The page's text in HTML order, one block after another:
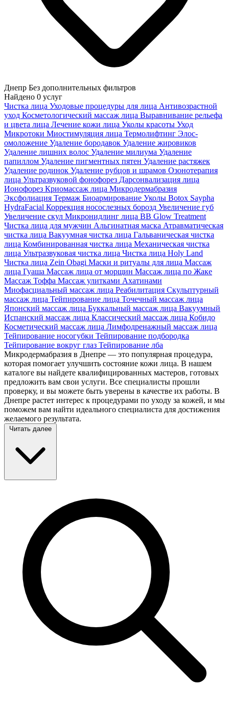
Днепр Без дополнительных фильтров
Найдено 0 услуг
Чистка лица Уходовые процедуры для лица Антивозрастной
уход Косметологический массаж лица Выравнивание рельефа
и цвета лица Лечение кожи лица Уколы красоты Уход
Микротоки Миостимуляция лица Термолифтинг Элос-
омоложение Удаление бородавок Удаление жировиков
Удаление лишних волос Удаление милиума Удаление
папиллом Удаление пигментных пятен Удаление растяжек
Удаление родинок Удаление рубцов и шрамов Озонотерапия
лица Ультразвуковой фонофорез Дарсонвализация лица
Ионофорез Криомассаж лица Микродермабразия
Эксфолиация Термаж Биоармирование Уколы Botox Saypha
HydraFacial Коррекция носослезных борозд Увеличение губ
Увеличение скул Микронидлинг лица BB Glow Treatment
Чистка лица для мужчин Альгинатная маска Атравматическая
чистка лица Вакуумная чистка лица Гальваническая чистка
лица Комбинированная чистка лица Механическая чистка
лица Ультразвуковая чистка лица Чистка лица Holy Land
Чистка лица Zein Obagi Маски и ритуалы для лица Массаж
лица Гуаша Массаж лица от морщин Массаж лица по Жаке
Массаж Тоффа Массаж улитками Ахатинами
Миофасциальный массаж лица Реабилитация Скульптурный
массаж лица Тейпирование лица Точечный массаж лица
Японский массаж лица Буккальный массаж лица Вакуумный
Испанский массаж лица Классический массаж лица Кобидо
Косметический массаж лица Лимфодренажный массаж лица
Тейпирование носогубки Тейпирование подбородка
Тейпирование вокруг глаз Тейпирование лба
Микродермабразия в Днепре — это популярная процедура,
которая помогает улучшить состояние кожи лица. В нашем
каталоге вы найдете квалифицированных мастеров, готовых
предложить вам свои услуги. Все специалисты прошли
проверку, и вы можете быть уверены в качестве их работы. В
Днепре растет интерес к процедурами по уходу за кожей, и мы
поможем вам найти идеального специалиста для достижения
желаемого результата.
Читать далее